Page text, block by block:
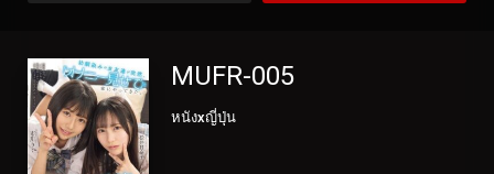
MUFR-005
หนังxญี่ปุ่น